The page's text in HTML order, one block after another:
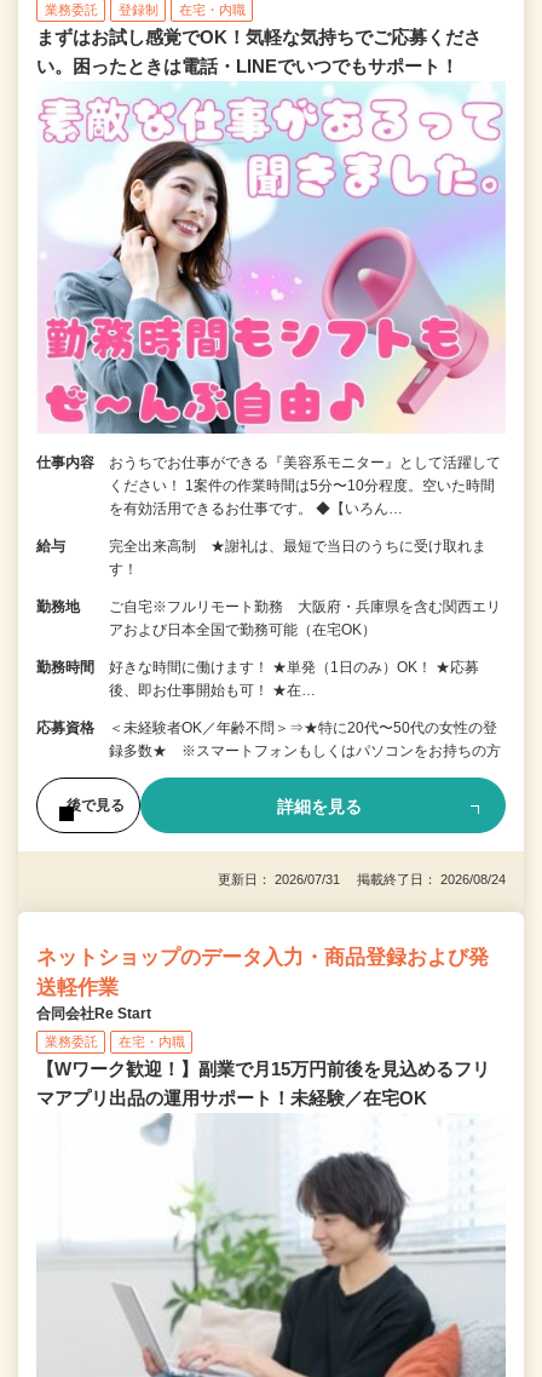
業務委託 登録制 在宅・内職
まずはお試し感覚でOK！気軽な気持ちでご応募くださ
い。困ったときは電話・LINEでいつでもサポート！
仕事内容
おうちでお仕事ができる『美容系モニター』として活躍して
ください！ 1案件の作業時間は5分〜10分程度。空いた時間
を有効活用できるお仕事です。 ◆【いろん…
給与
完全出来高制 ★謝礼は、最短で当日のうちに受け取れま
す！
勤務地
ご自宅※フルリモート勤務 大阪府・兵庫県を含む関西エリ
アおよび日本全国で勤務可能（在宅OK）
勤務時間
好きな時間に働けます！ ★単発（1日のみ）OK！ ★応募
後、即お仕事開始も可！ ★在…
応募資格
＜未経験者OK／年齢不問＞⇒★特に20代〜50代の女性の登
録多数★ ※スマートフォンもしくはパソコンをお持ちの方
後で見る 詳細を見る
更新日： 2026/07/31 掲載終了日： 2026/08/24
ネットショップのデータ入力・商品登録および発
送軽作業
合同会社Re Start
業務委託 在宅・内職
【Wワーク歓迎！】副業で月15万円前後を見込めるフリ
マアプリ出品の運用サポート！未経験／在宅OK